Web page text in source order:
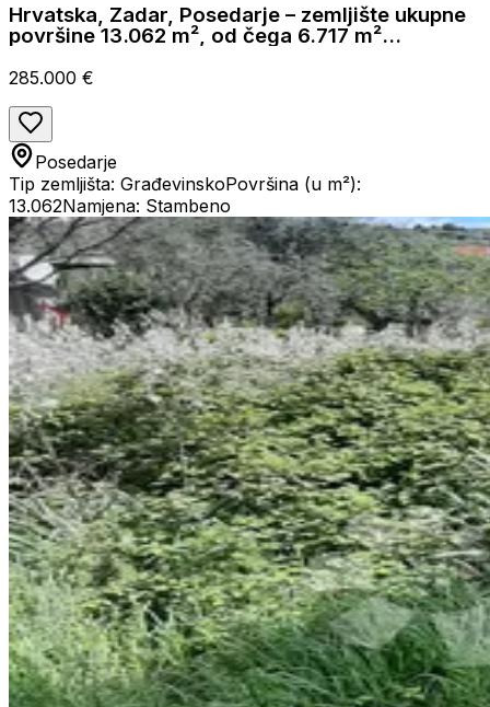
Hrvatska, Zadar, Posedarje – zemljište ukupne
površine 13.062 m², od čega 6.717 m²
zemljište
285.000 €
Posedarje
Tip zemljišta: GrađevinskoPovršina (u m²):
13.062Namjena: Stambeno